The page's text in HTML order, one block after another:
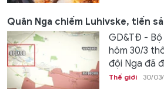
Quân Nga chiếm Luhivske, tiến
GD&TĐ -
hôm 30/3
đội Nga đã
Thế giới 30/